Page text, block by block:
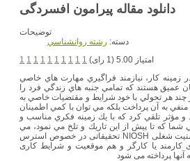
دانلود مقاله پیرامون افسردگی
توضیحات
دسته: رشته روانشناسي
1 1 1 1 1 1 1 1 1 1
امتیاز 5.00 (1 رای)
زمينه كار، نيازمند فراگيري مهارت هاي خاصي
عميق هستند كه تمامي جنبه هاي زندگي فرد را
چند هر تحولي با خود شرايط و مقتضيات خاصي به
منفي به آن پرداخت بلكه مي توان با كمي اطمينان
و مؤثر تلقي كرد كه با يك زمينه فكري مناسب و
شما كه تا پيش از اين تاريك و تلخ مي نمود، مي
گشايد موسسه ملی سلامت و امنیت شغلی NIOSH تحقیقاتی در خصوص استرس
یا کارگر و هم موقعیت و شرایط کاری
آنها پرداخته می شود